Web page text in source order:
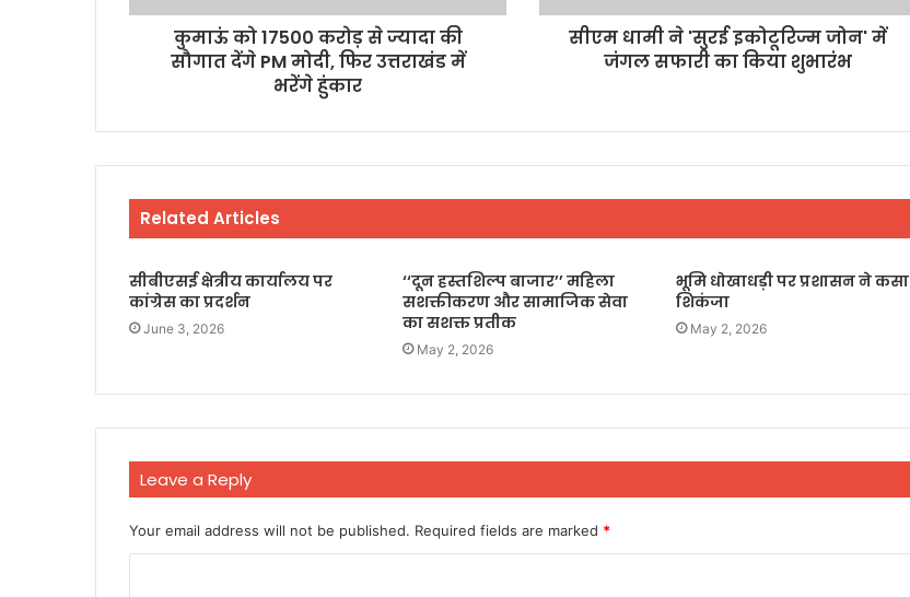
कुमाऊं को 17500 करोड़ से ज्यादा की
सौगात देंगे PM मोदी, फिर उत्तराखंड में
भरेंगे हुंकार
सीएम धामी ने 'सुरई इकोटूरिज्म जोन' में
जंगल सफारी का किया शुभारंभ
Related Articles
सीबीएसई क्षेत्रीय कार्यालय पर
कांग्रेस का प्रदर्शन
June 3, 2026
‘‘दून हस्तशिल्प बाजार’’ महिला
सशक्तीकरण और सामाजिक सेवा
का सशक्त प्रतीक
May 2, 2026
भूमि धोखाधड़ी पर प्रशासन ने कसा
शिकंजा
May 2, 2026
Leave a Reply
Your email address will not be published. Required fields are marked *